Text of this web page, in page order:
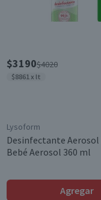
$3190$4020
$8861 x lt
Lysoform
Desinfectante
Bebé Aerosol 360 ml
Agregar